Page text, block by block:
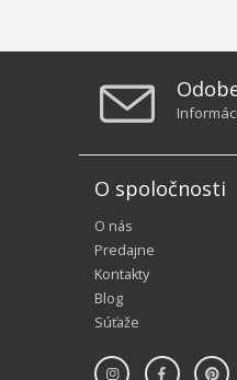
O spoločnosti
O nás
Predajne
Kontakty
Blog
Súťaže